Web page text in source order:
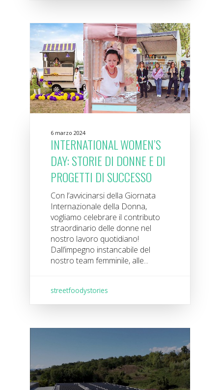
6 marzo 2024
INTERNATIONAL WOMEN’S
DAY: STORIE DI DONNE E DI
PROGETTI DI SUCCESSO
Con l’avvicinarsi della Giornata
Internazionale della Donna,
vogliamo celebrare il contributo
straordinario delle donne nel
nostro lavoro quotidiano!
Dall’impegno instancabile del
nostro team femminile, alle...
streetfoodystories